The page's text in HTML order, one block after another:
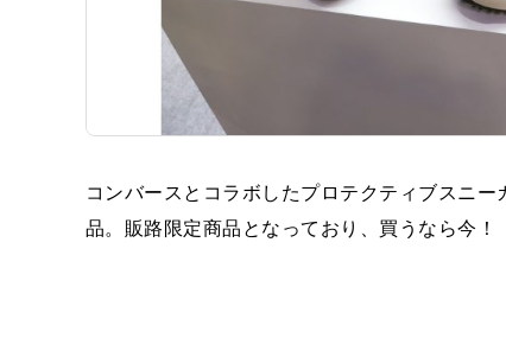
コンバースとコラボしたプロテクティブスニー
品。販路限定商品となっており、買うなら今！